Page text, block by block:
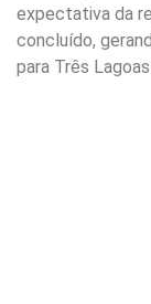
expectativa da
concluído,
para Três